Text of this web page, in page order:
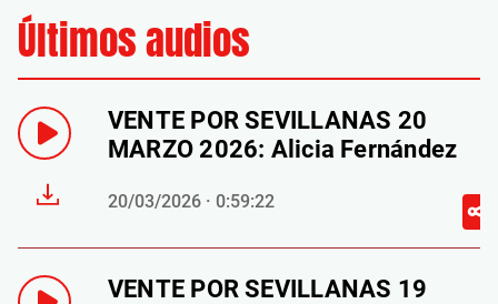
Últimos audios
VENTE POR SEVILLANAS 20
MARZO 2026: Alicia Fernández
20/03/2026 · 0:59:22
VENTE POR SEVILLANAS 19